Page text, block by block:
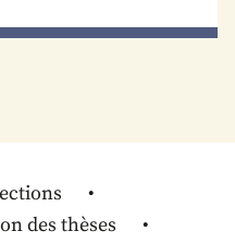
des thèses